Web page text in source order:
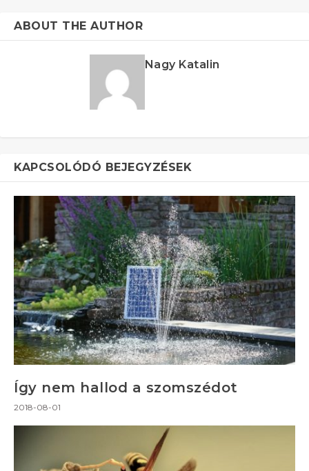
ABOUT THE AUTHOR
Nagy Katalin
KAPCSOLÓDÓ BEJEGYZÉSEK
Így nem hallod a szomszédot
2018-08-01